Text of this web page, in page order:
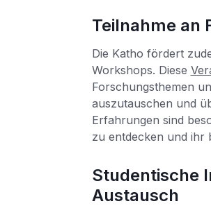
Teilnahme an
Die Katho fördert
Workshops. Diese
Forschungsthemen
auszutauschen und
Erfahrungen sind
zu entdecken und ihr
Studentische
Austausch